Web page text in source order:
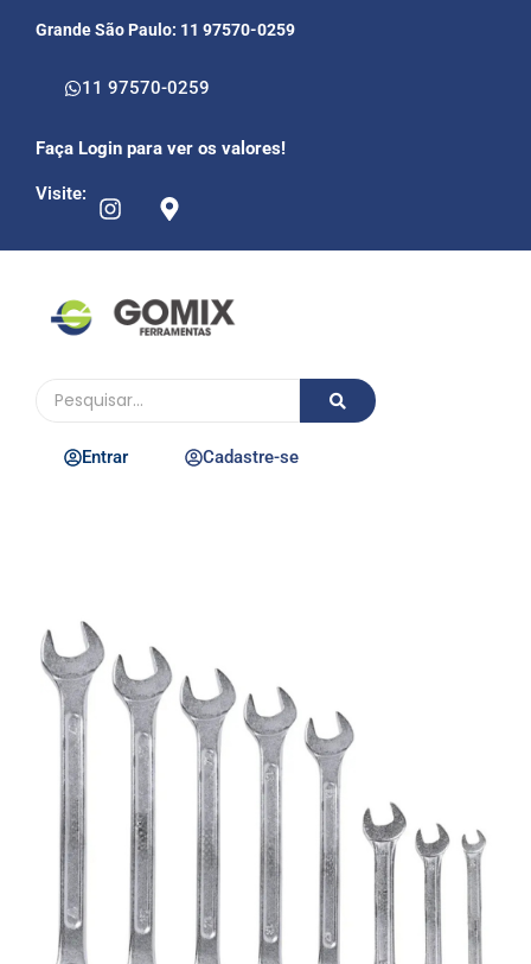
Grande São Paulo: 11 97570-0259
11 97570-0259
Faça Login para ver os valores!
Visite:
Entrar Cadastre-se